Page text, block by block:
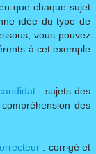
que chaque sujet
idée du type de
vous pouvez
à cet exemple
: sujets des
des
: corrigé et